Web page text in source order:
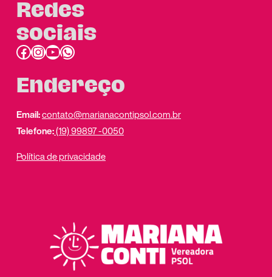
Redes
sociais
Facebook InstagramYoutube link do whatsapp
Endereço
Email:contato@marianacontipsol.com.br
Telefone:(19) 99897 -0050
Política de privacidade